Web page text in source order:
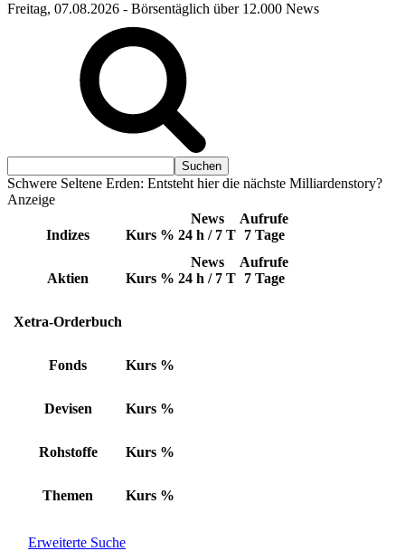
Freitag, 07.08.2026 - Börsentäglich über 12.000 News
Schwere Seltene Erden: Entsteht hier die nächste Milliardenstory?
Anzeige
Indizes Kurs %
News
24 h / 7 T
Aufrufe
7 Tage
Aktien Kurs %
News
24 h / 7 T
Aufrufe
7 Tage
Xetra-Orderbuch
Fonds Kurs %
Devisen Kurs %
Rohstoffe Kurs %
Themen Kurs %
Erweiterte Suche